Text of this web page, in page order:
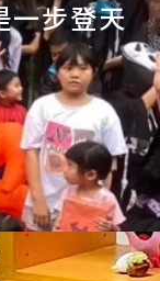
一步登天